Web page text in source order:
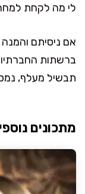
לי מה לקחת
אם ניסיתם
ברשתות
תבשיל מעלף,
מתכונים